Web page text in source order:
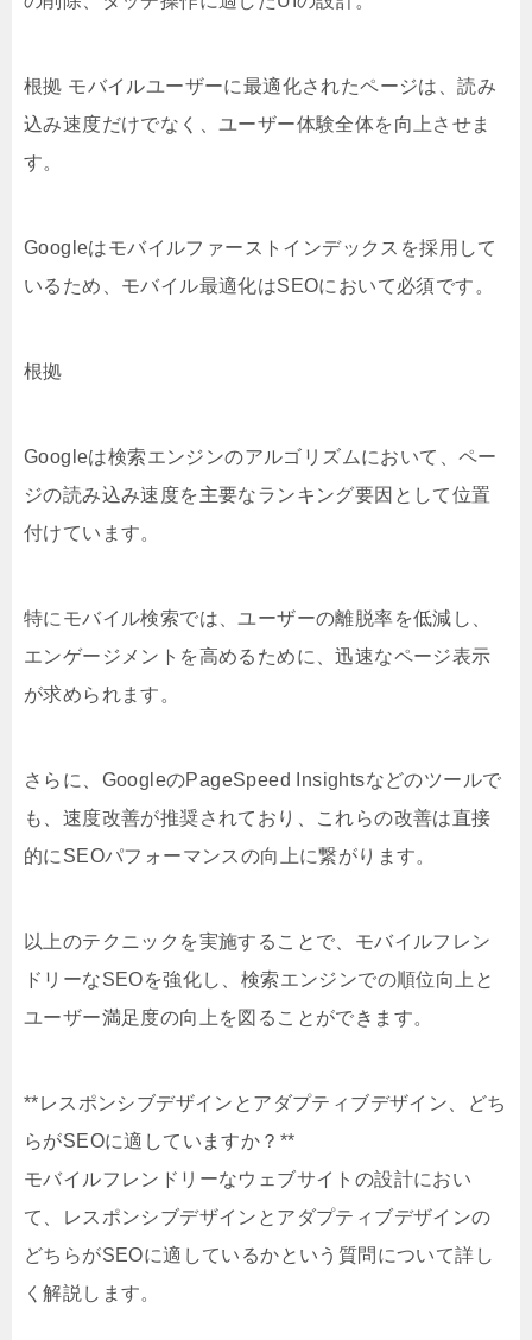
根拠 モバイルユーザーに最適化されたページは、読み
込み速度だけでなく、ユーザー体験全体を向上させま
す。
Googleはモバイルファーストインデックスを採用して
いるため、モバイル最適化はSEOにおいて必須です。
根拠
Googleは検索エンジンのアルゴリズムにおいて、ペー
ジの読み込み速度を主要なランキング要因として位置
付けています。
特にモバイル検索では、ユーザーの離脱率を低減し、
エンゲージメントを高めるために、迅速なページ表示
が求められます。
さらに、GoogleのPageSpeed Insightsなどのツールで
も、速度改善が推奨されており、これらの改善は直接
的にSEOパフォーマンスの向上に繋がります。
以上のテクニックを実施することで、モバイルフレン
ドリーなSEOを強化し、検索エンジンでの順位向上と
ユーザー満足度の向上を図ることができます。
**レスポンシブデザインとアダプティブデザイン、どち
らがSEOに適していますか？**
モバイルフレンドリーなウェブサイトの設計におい
て、レスポンシブデザインとアダプティブデザインの
どちらがSEOに適しているかという質問について詳し
く解説します。